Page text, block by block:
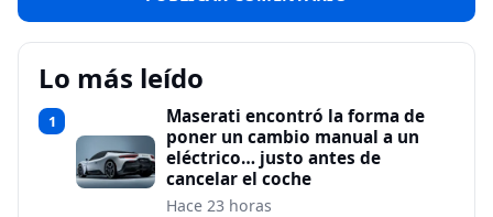
Lo más leído
1
Maserati encontró la forma de
poner un cambio manual a un
eléctrico… justo antes de
cancelar el coche
Hace 23 horas